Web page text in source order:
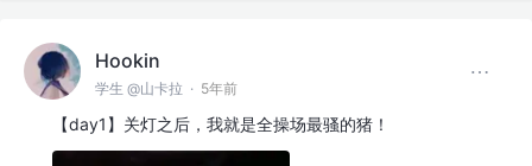
Hookin
学生 @山卡拉 · 5年前
【day1】关灯之后，我就是全操场最骚的猪！